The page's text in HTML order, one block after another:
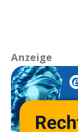
Anzeige